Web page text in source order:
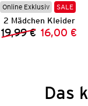
Online Exklusiv SALE
2 Mädchen Kleider
19,99 € Neuer
16,00 €
Das